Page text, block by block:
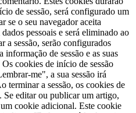
de sessão, será configurado um
se o seu navegador aceita
pessoais e será eliminado ao
a sessão, serão configurados
de sessão e as suas
cookies de início de sessão
me", a sua sessão irá
terminar a sessão, os cookies de
Se editar ou publicar um artigo,
cookie adicional. Este cookie